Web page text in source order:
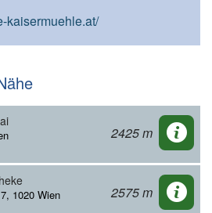
kaisermuehle.at/
2425 m
1020 Wien 2575 m